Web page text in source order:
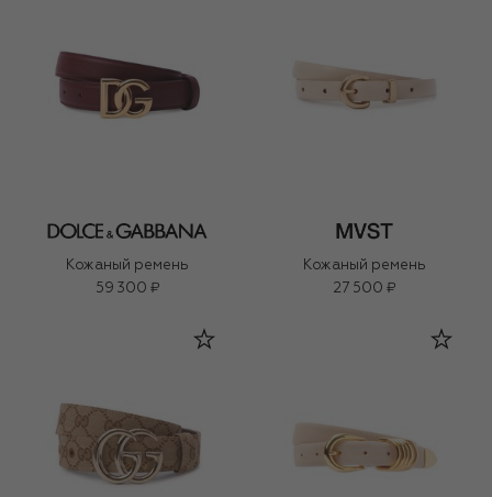
Кожаный ремень
59 300 ₽
Кожаный ремень
27 500 ₽